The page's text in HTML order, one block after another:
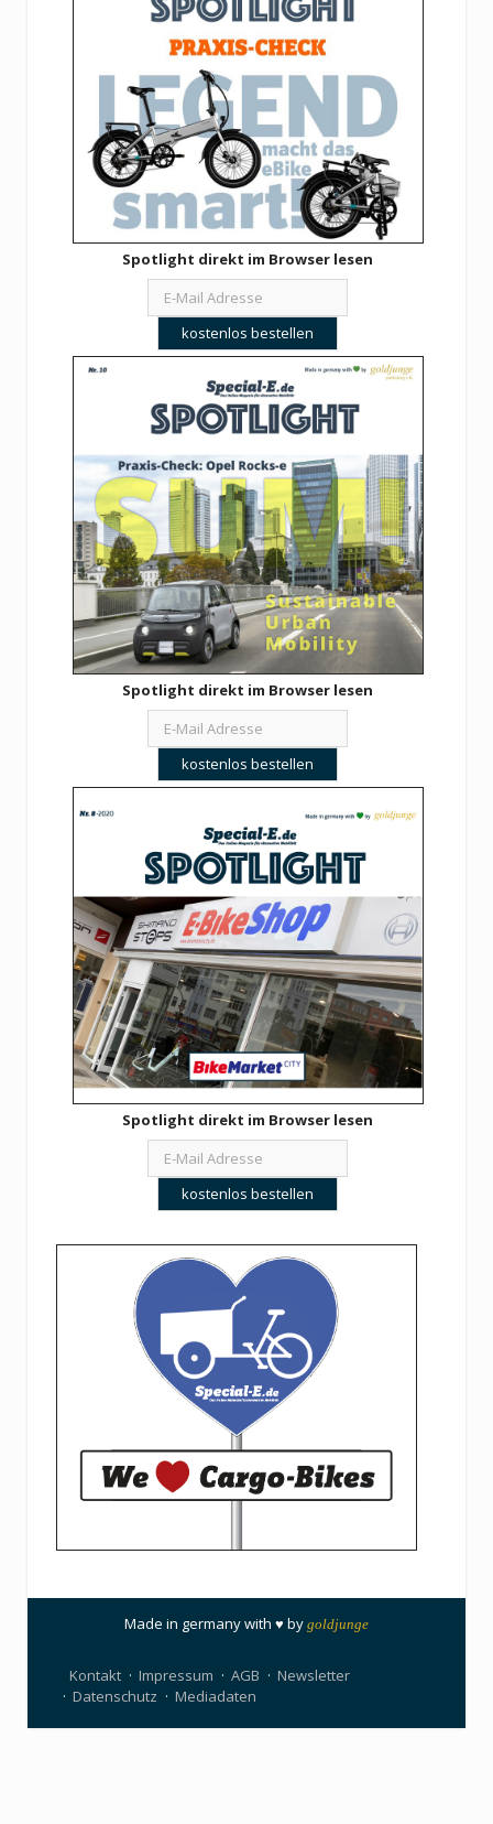
Spotlight direkt im Browser lesen
Spotlight direkt im Browser lesen
Spotlight direkt im Browser lesen
Made in germany with ♥ by goldjunge
Kontakt Impressum AGB
Newsletter
Datenschutz
Mediadaten